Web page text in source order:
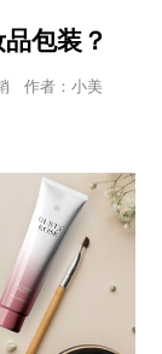
包装？
作者：小美